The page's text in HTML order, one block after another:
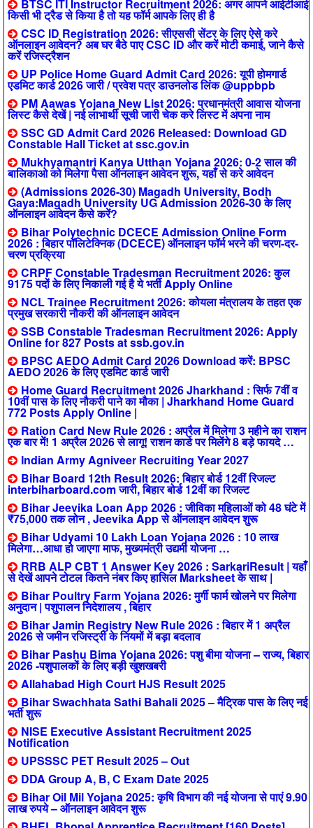
BTSC ITI Instructor Recruitment 2026: अगर आपने आईटीआई
किसी भी ट्रैड से किया है तो यह फॉर्म आपके लिए ही है
CSC ID Registration 2026: सीएससी सेंटर के लिए ऐसे करे
ऑनलाइन आवेदन? अब घर बैठे पाए CSC ID और करें मोटी कमाई, जाने कैसे
करें रजिस्ट्रैशन
UP Police Home Guard Admit Card 2026: यूपी होमगार्ड
एडमिट कार्ड 2026 जारी / प्रवेश पत्र डाउनलोड लिंक @uppbpb
PM Aawas Yojana New List 2026: प्रधानमंत्री आवास योजना
लिस्ट कैसे देखें | नई लाभार्थी सूची जारी चेक करे लिस्ट में अपना नाम
SSC GD Admit Card 2026 Released: Download GD
Constable Hall Ticket at ssc.gov.in
Mukhyamantri Kanya Utthan Yojana 2026: 0-2 साल की
बालिकाओ को मिलेगा पैसा ऑनलाइन आवेदन शुरू, यहाँ से करे आवेदन
(Admissions 2026-30) Magadh University, Bodh
Gaya:Magadh University UG Admission 2026-30 के लिए
ऑनलाइन आवेदन कैसे करें?
Bihar Polytechnic DCECE Admission Online Form
2026 : बिहार पॉलिटेक्निक (DCECE) ऑनलाइन फॉर्म भरने की चरण-दर-
चरण प्रक्रिया
CRPF Constable Tradesman Recruitment 2026: कुल
9175 पदों के लिए निकाली गई है ये भर्ती Apply Online
NCL Trainee Recruitment 2026: कोयला मंत्रालय के तहत एक
प्रमुख सरकारी नौकरी की ऑनलाइन आवेदन
SSB Constable Tradesman Recruitment 2026: Apply
Online for 827 Posts at ssb.gov.in
BPSC AEDO Admit Card 2026 Download करें: BPSC
AEDO 2026 के लिए एडमिट कार्ड जारी
Home Guard Recruitment 2026 Jharkhand : सिर्फ 7वीं व
10वीं पास के लिए नौकरी पाने का मौका | Jharkhand Home Guard
772 Posts Apply Online |
Ration Card New Rule 2026 : अप्रैल में मिलेगा 3 महीने का राशन
एक बार में! 1 अप्रैल 2026 से लागू! राशन कार्ड पर मिलेंगे 8 बड़े फायदे …
Indian Army Agniveer Recruiting Year 2027
Bihar Board 12th Result 2026: बिहार बोर्ड 12वीं रिजल्ट
interbiharboard.com जारी, बिहार बोर्ड 12वीं का रिजल्ट
Bihar Jeevika Loan App 2026 : जीविका महिलाओं को 48 घंटे में
₹75,000 तक लोन , Jeevika App से ऑनलाइन आवेदन शुरू
Bihar Udyami 10 Lakh Loan Yojana 2026 : 10 लाख
मिलेगा…आधा हो जाएगा माफ, मुख्यमंत्री उद्यमी योजना …
RRB ALP CBT 1 Answer Key 2026 : SarkariResult | यहाँ
से देखें आपने टोटल कितने नंबर किए हासिल Marksheet के साथ |
Bihar Poultry Farm Yojana 2026: मुर्गी फार्म खोलने पर मिलेगा
अनुदान | पशुपालन निदेशालय , बिहार
Bihar Jamin Registry New Rule 2026 : बिहार में 1 अप्रैल
2026 से जमीन रजिस्ट्री के नियमों में बड़ा बदलाव
Bihar Pashu Bima Yojana 2026: पशु बीमा योजना – राज्य, बिहार
2026 -पशुपालकों के लिए बड़ी खुशखबरी
Allahabad High Court HJS Result 2025
Bihar Swachhata Sathi Bahali 2025 – मैट्रिक पास के लिए नई
भर्ती शुरू
NISE Executive Assistant Recruitment 2025
Notification
UPSSSC PET Result 2025 – Out
DDA Group A, B, C Exam Date 2025
Bihar Oil Mil Yojana 2025: कृषि विभाग की नई योजना से पाएं 9.90
लाख रुपये – ऑनलाइन आवेदन शुरू